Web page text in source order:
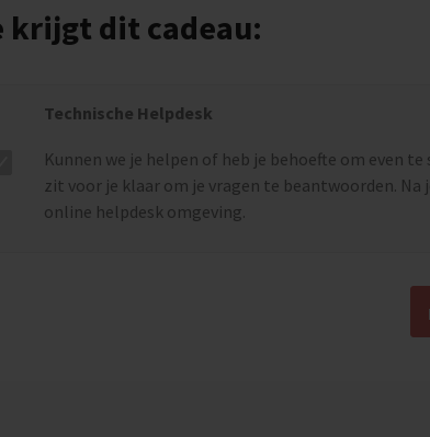
krijgt dit cadeau:
Technische Helpdesk
Kunnen we je helpen of heb je behoefte om even
zit voor je klaar om je vragen te beantwoorden.
online helpdesk omgeving.